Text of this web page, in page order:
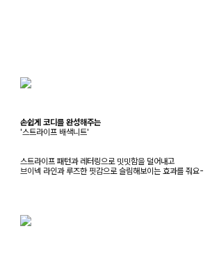
손쉽게 코디를 완성해주는
'스트라이프 배색니트'
스트라이프 패턴과 레터링으로 밋밋함을 덜어내고
브이넥 라인과 루즈한 핏감으로 슬림해보이는 효과를 줘요-